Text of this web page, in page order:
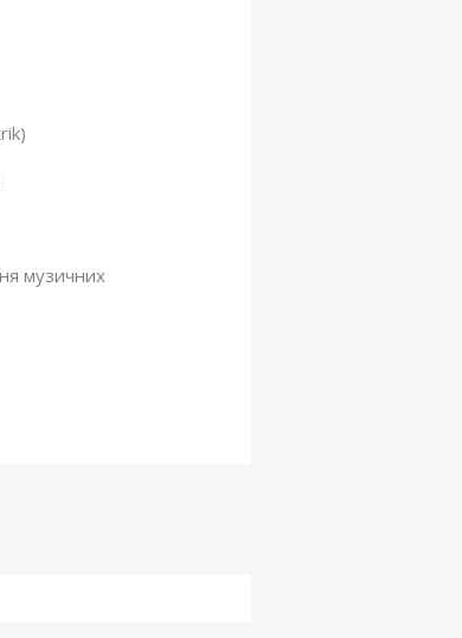
музичних